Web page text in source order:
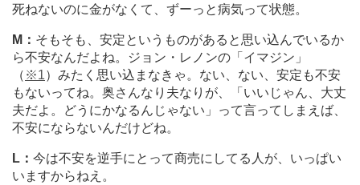
死ねないのに金がなくて、ずーっと病気って状態。
M ： そもそも、安定というものがあると思い込んでいるか
ら不安なんだよね。ジョン・レノンの「イマジン」
（ ※1）みたく思い込まなきゃ。ない、ない、安定も不安
もないってね。奥さんなり夫なりが、「いいじゃん、大丈
夫だよ。どうにかなるんじゃない」って言ってしまえば、
不安にならないんだけどね。
L： 今は不安を逆手にとって商売にしてる人が、いっぱい
いますからねえ。